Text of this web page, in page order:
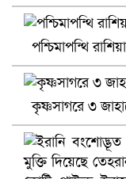
খুলনায় বিএনপি
পশ্চিমাপন্থি
কৃষ্ণসাগরে ৩